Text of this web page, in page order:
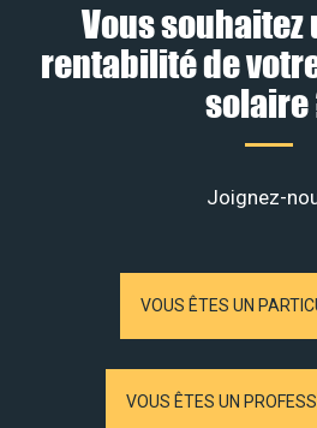
Vous souhaitez
rentabilité de
solaire
Joignez-
VOUS ÊTES UN
VOUS ÊTES UN